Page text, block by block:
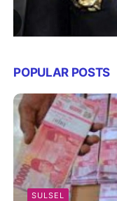
POPULAR POSTS
SULSEL